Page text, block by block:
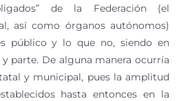
de la Federación (el
así como órganos autónomos)
público y lo que no, siendo en
parte. De alguna manera ocurría
y municipal, pues la amplitud
hasta entonces en la